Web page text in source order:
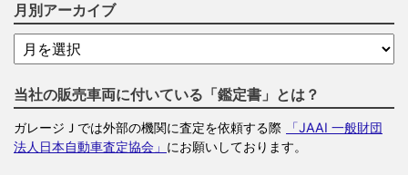
月別アーカイブ
当社の販売車両に付いている「鑑定書」とは？
ガレージＪでは外部の機関に査定を依頼する際
「JAAI 一般財団
法人日本自動車査定協会」 にお願いしております。